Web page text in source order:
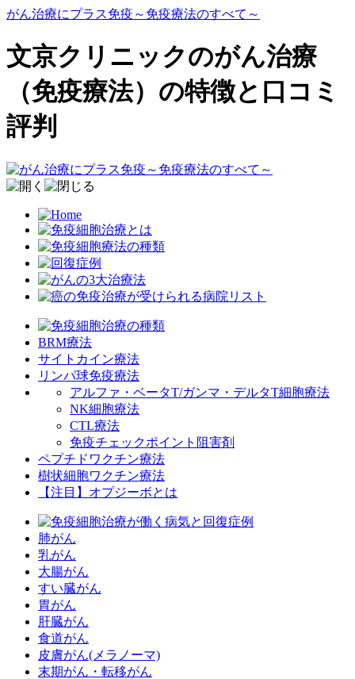
がん治療にプラス免疫～免疫療法のすべて～
文京クリニックのがん治療
（免疫療法）の特徴と口コミ
評判
BRM療法
サイトカイン療法
リンパ球免疫療法
アルファ・ベータT/ガンマ・デルタT細胞療法
NK細胞療法
CTL療法
免疫チェックポイント阻害剤
ペプチドワクチン療法
樹状細胞ワクチン療法
【注目】オプジーボとは
肺がん
乳がん
大腸がん
すい臓がん
胃がん
肝臓がん
食道がん
皮膚がん(メラノーマ)
末期がん・転移がん